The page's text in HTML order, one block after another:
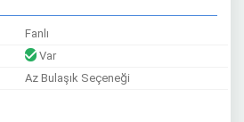
Fanlı
Var
Az Bulaşık Seçeneği